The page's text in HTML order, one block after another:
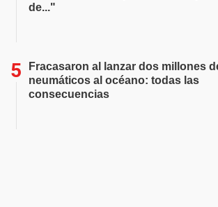
de..."
Fracasaron al lanzar dos millones
neumáticos al océano: todas las
consecuencias